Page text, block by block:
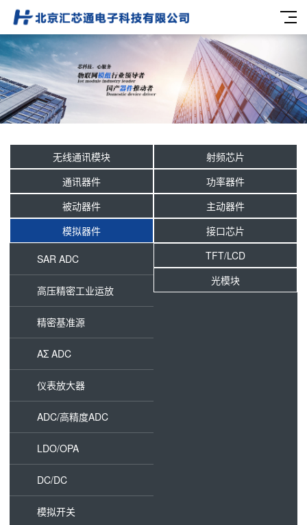
无线通讯模块
射频芯片
通讯器件
功率器件
被动器件
主动器件
模拟器件
SAR ADC
高压精密工业运放
精密基准源
AΣ ADC
仪表放大器
ADC/高精度ADC
LDO/OPA
DC/DC
模拟开关
接口芯片
TFT/LCD
光模块